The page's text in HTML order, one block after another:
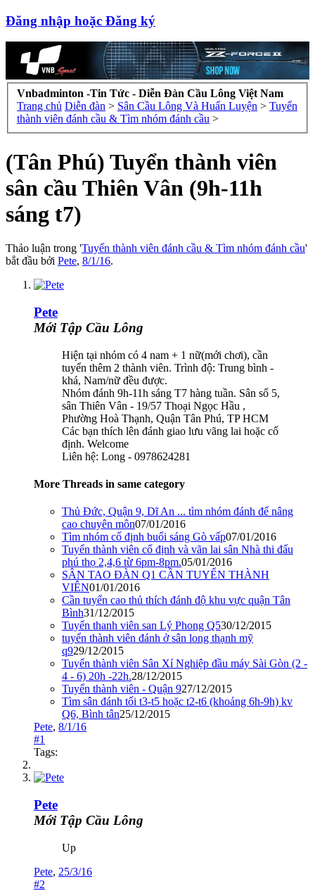
Đăng nhập hoặc Đăng ký
Vnbadminton -Tin Tức - Diễn Đàn Cầu Lông Việt Nam
Trang chủ Diễn đàn > Sân Cầu Lông Và Huấn Luyện > Tuyển
thành viên đánh cầu & Tìm nhóm đánh cầu >
(Tân Phú) Tuyển thành viên
sân cầu Thiên Vân (9h-11h
sáng t7)
Thảo luận trong 'Tuyển thành viên đánh cầu & Tìm nhóm đánh cầu'
bắt đầu bởi Pete, 8/1/16.
Pete
Mới Tập Cầu Lông
Hiện tại nhóm có 4 nam + 1 nữ(mới chơi), cần
tuyển thêm 2 thành viên. Trình độ: Trung bình -
khá, Nam/nữ đều được.
Nhóm đánh 9h-11h sáng T7 hàng tuần. Sân số 5,
sân Thiên Vân - 19/57 Thoại Ngọc Hầu ,
Phường Hoà Thạnh, Quận Tân Phú, TP HCM
Các bạn thích lên đánh giao lưu vãng lai hoặc cố
định. Welcome
Liên hệ: Long - 0978624281
More Threads in same category
Thủ Đức, Quận 9, Dĩ An ... tìm nhóm đánh để nâng
cao chuyên môn07/01/2016
Tìm nhóm cố định buổi sáng Gò vấp07/01/2016
Tuyển thành viên cố định và vãn lai sân Nhà thi đấu
phú thọ 2,4,6 từ 6pm-8pm.05/01/2016
SÂN TAO ĐÀN Q1 CẦN TUYỂN THÀNH
VIÊN01/01/2016
Cần tuyển cao thủ thích đánh độ khu vực quận Tân
Bình31/12/2015
Tuyển thanh viên san Lý Phong Q530/12/2015
tuyển thành viên đánh ở sân long thạnh mỹ
q929/12/2015
Tuyển thành viên Sân Xí Nghiệp đầu máy Sài Gòn (2 -
4 - 6) 20h -22h.28/12/2015
Tuyển thành viên - Quận 927/12/2015
Tìm sân đánh tối t3-t5 hoặc t2-t6 (khoảng 6h-9h) kv
Q6, Bình tân25/12/2015
Pete, 8/1/16
#1
Tags:
Pete
Mới Tập Cầu Lông
Up
Pete, 25/3/16
#2